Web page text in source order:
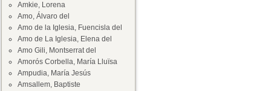
Amkie, Lorena
Amo, Álvaro del
Amo de la Iglesia, Fuencisla del
Amo de La Iglesia, Elena del
Amo Gili, Montserrat del
Amorós Corbella, María Lluïsa
Ampudia, María Jesús
Amsallem, Baptiste